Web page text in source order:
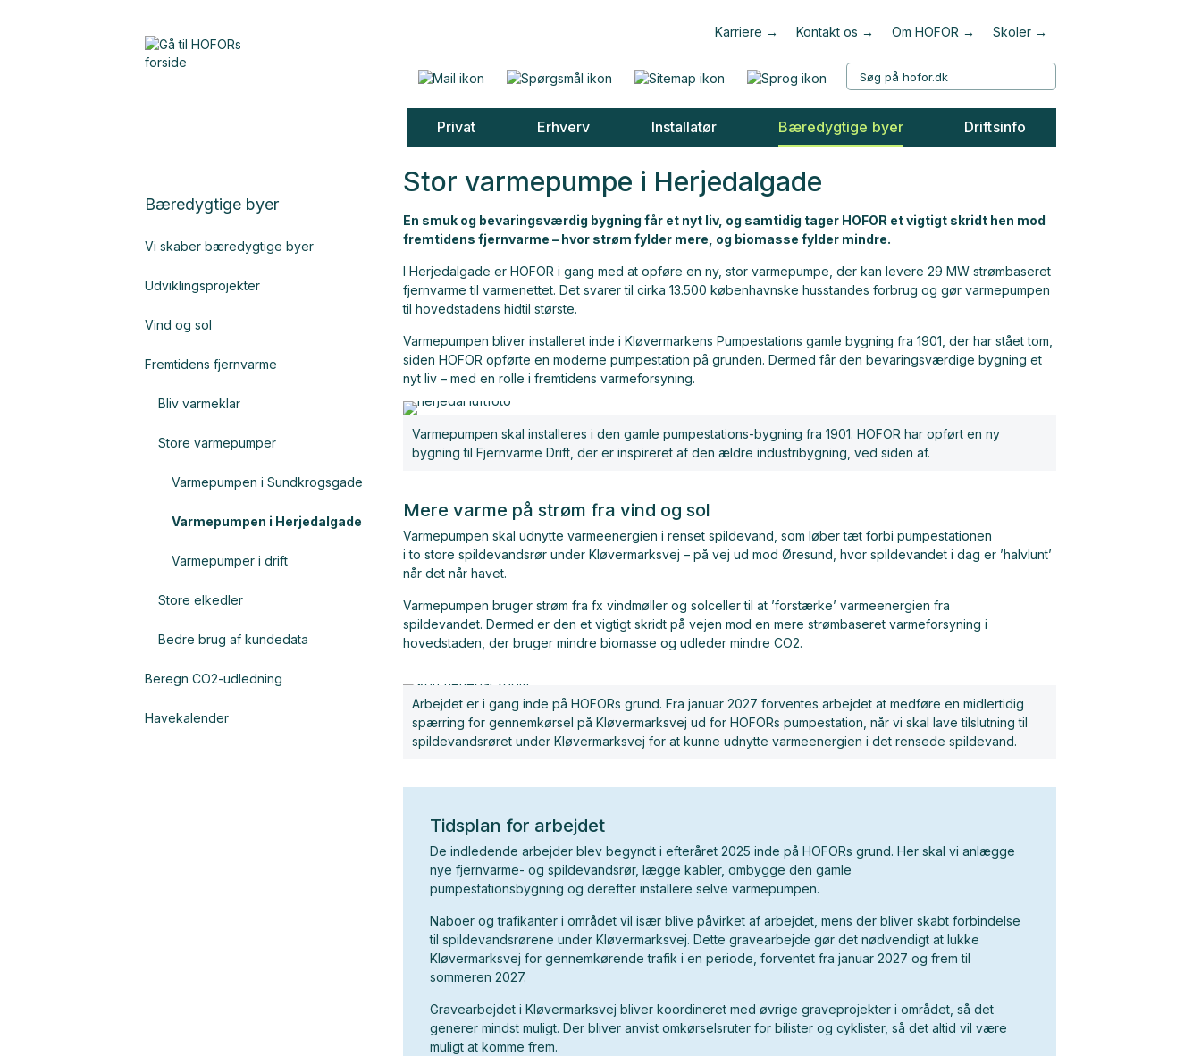
Karriere Kontakt os Om HOFOR Skoler
Privat Erhverv Installatør Bæredygtige byer Driftsinfo
Stor varmepumpe i Herjedalgade
En smuk og bevaringsværdig bygning får et nyt liv, og samtidig tager HOFOR et vigtigt skridt hen mod
fremtidens fjernvarme – hvor strøm fylder mere, og biomasse fylder mindre.
I Herjedalgade er HOFOR i gang med at opføre en ny, stor varmepumpe, der kan levere 29 MW strømbaseret
fjernvarme til varmenettet. Det svarer til cirka 13.500 københavnske husstandes forbrug og gør varmepumpen
til hovedstadens hidtil største.
Varmepumpen bliver installeret inde i Kløvermarkens Pumpestations gamle bygning fra 1901, der har stået tom,
siden HOFOR opførte en moderne pumpestation på grunden. Dermed får den bevaringsværdige bygning et
nyt liv – med en rolle i fremtidens varmeforsyning.
Varmepumpen skal installeres i den gamle pumpestations-bygning fra 1901. HOFOR har opført en ny
bygning til Fjernvarme Drift, der er inspireret af den ældre industribygning, ved siden af.
Mere varme på strøm fra vind og sol
Varmepumpen skal udnytte varmeenergien i renset spildevand, som løber tæt forbi pumpestationen
i to store spildevandsrør under Kløvermarksvej – på vej ud mod Øresund, hvor spildevandet i dag er ’halvlunt’
når det når havet.
Varmepumpen bruger strøm fra fx vindmøller og solceller til at ’forstærke’ varmeenergien fra
spildevandet. Dermed er den et vigtigt skridt på vejen mod en mere strømbaseret varmeforsyning i
hovedstaden, der bruger mindre biomasse og udleder mindre CO2.
Arbejdet er i gang inde på HOFORs grund. Fra januar 2027 forventes arbejdet at medføre en midlertidig
spærring for gennemkørsel på Kløvermarksvej ud for HOFORs pumpestation, når vi skal lave tilslutning til
spildevandsrøret under Kløvermarksvej for at kunne udnytte varmeenergien i det rensede spildevand.
Tidsplan for arbejdet
De indledende arbejder blev begyndt i efteråret 2025 inde på HOFORs grund. Her skal vi anlægge
nye fjernvarme- og spildevandsrør, lægge kabler, ombygge den gamle
pumpestationsbygning og derefter installere selve varmepumpen.
Naboer og trafikanter i området vil især blive påvirket af arbejdet, mens der bliver skabt forbindelse
til spildevandsrørene under Kløvermarksvej. Dette gravearbejde gør det nødvendigt at lukke
Kløvermarksvej for gennemkørende trafik i en periode, forventet fra januar 2027 og frem til
sommeren 2027.
Gravearbejdet i Kløvermarksvej bliver koordineret med øvrige graveprojekter i området, så det
generer mindst muligt. Der bliver anvist omkørselsruter for bilister og cyklister, så det altid vil være
muligt at komme frem.
Bæredygtige byer
Vi skaber bæredygtige byer
Udviklingsprojekter
Vind og sol
Fremtidens fjernvarme
Bliv varmeklar
Store varmepumper
Varmepumpen i Sundkrogsgade
Varmepumpen i Herjedalgade
Varmepumper i drift
Store elkedler
Bedre brug af kundedata
Beregn CO2-udledning
Havekalender